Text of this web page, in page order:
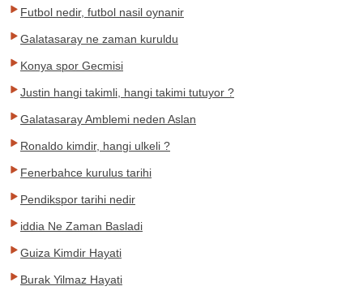
Futbol nedir, futbol nasil oynanir
Galatasaray ne zaman kuruldu
Konya spor Gecmisi
Justin hangi takimli, hangi takimi tutuyor ?
Galatasaray Amblemi neden Aslan
Ronaldo kimdir, hangi ulkeli ?
Fenerbahce kurulus tarihi
Pendikspor tarihi nedir
iddia Ne Zaman Basladi
Guiza Kimdir Hayati
Burak Yilmaz Hayati